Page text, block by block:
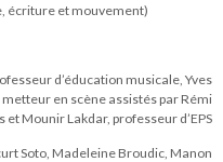
écriture et mouvement)
d’éducation musicale, Yves
en scène assistés par Rémi
Mounir Lakdar, professeur d’EPS
Soto, Madeleine Broudic, Manon